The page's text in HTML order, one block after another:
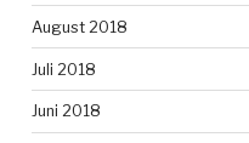
August 2018
Juli 2018
Juni 2018